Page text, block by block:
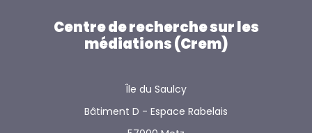
Centre de recherche sur les
médiations (Crem)
Île du Saulcy
Bâtiment D - Espace Rabelais